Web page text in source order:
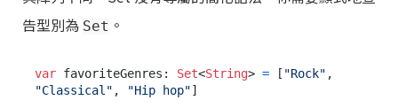
告型別為 Set 。
var favoriteGenres: Set<String> = [ "Rock"
"Classical" , "Hip hop"